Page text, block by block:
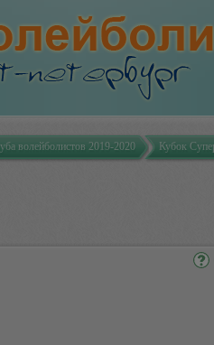
волейболистов 2019-2020 Кубок